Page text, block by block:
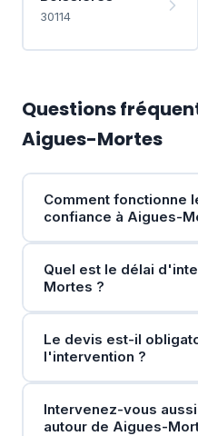
30114
Questions
Aigues-Mortes
Comment fonctionne
confiance à Aigues-
Quel est le délai
Mortes ?
Le devis est-il
l'intervention ?
Intervenez-vous
autour de Aigues-